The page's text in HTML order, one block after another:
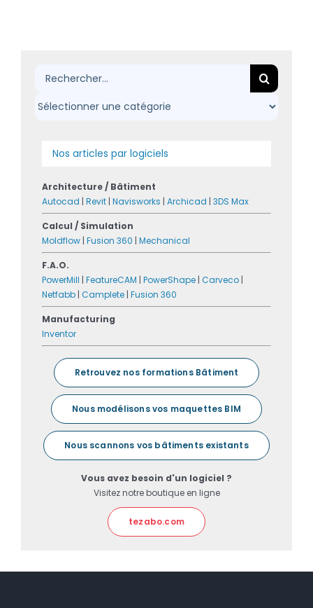
Rechercher:
Nos articles par logiciels
Architecture / Bâtiment
Autocad | Revit | Navisworks | Archicad | 3DS Max
Calcul / Simulation
Moldflow | Fusion 360 | Mechanical
F.A.O.
PowerMill | FeatureCAM | PowerShape | Carveco |
Netfabb | Camplete | Fusion 360
Manufacturing
Inventor
Retrouvez nos formations Bâtiment
Nous modélisons vos maquettes BIM
Nous scannons vos bâtiments existants
Vous avez besoin d'un logiciel ?
Visitez notre boutique en ligne
tezabo.com